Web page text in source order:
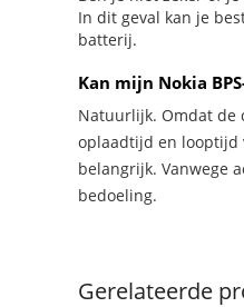
In dit geval kan je
batterij.
Kan mijn Nokia
Natuurlijk. Omdat de
oplaadtijd en looptijd
belangrijk. Vanwege
bedoeling.
Gerelateerde